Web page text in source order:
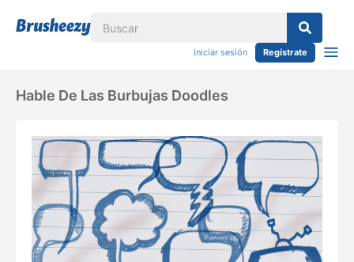
Iniciar sesión Regístrate
Hable De Las Burbujas Doodles